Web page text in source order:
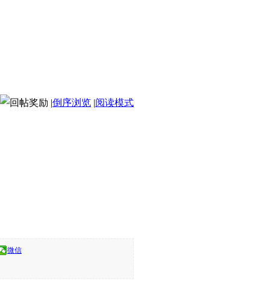
|倒序浏览 |阅读模式
微信